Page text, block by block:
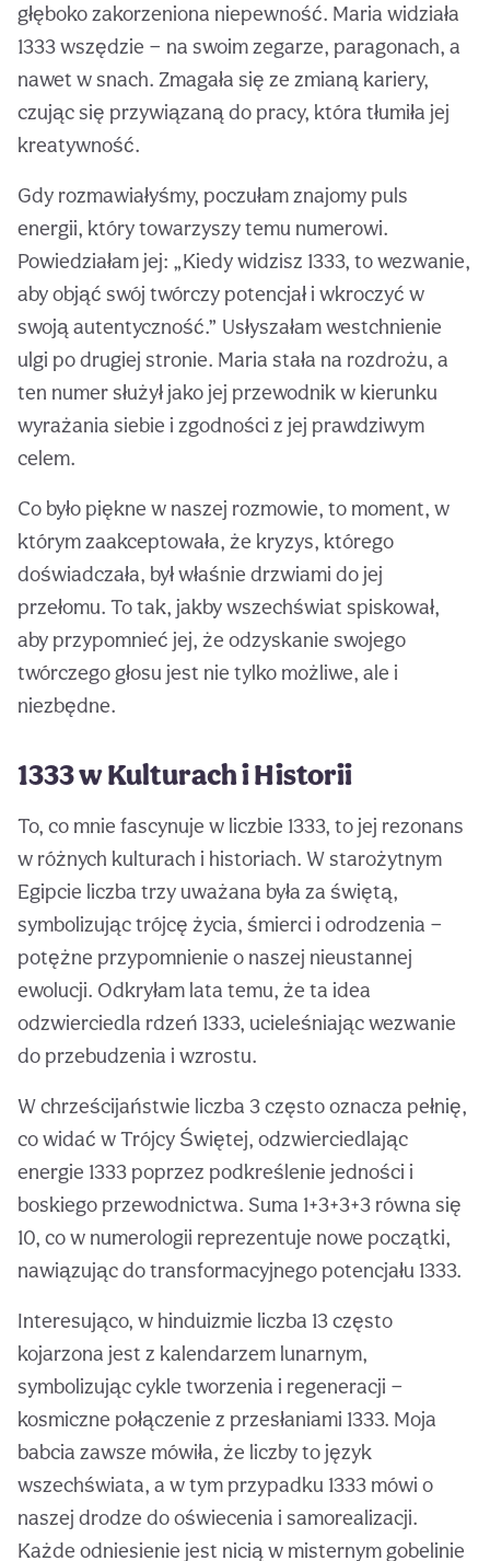
głęboko zakorzeniona niepewność. Maria widziała
1333 wszędzie — na swoim zegarze, paragonach, a
nawet w snach. Zmagała się ze zmianą kariery,
czując się przywiązaną do pracy, która tłumiła jej
kreatywność.
Gdy rozmawiałyśmy, poczułam znajomy puls
energii, który towarzyszy temu numerowi.
Powiedziałam jej: „Kiedy widzisz 1333, to wezwanie,
aby objąć swój twórczy potencjał i wkroczyć w
swoją autentyczność.” Usłyszałam westchnienie
ulgi po drugiej stronie. Maria stała na rozdrożu, a
ten numer służył jako jej przewodnik w kierunku
wyrażania siebie i zgodności z jej prawdziwym
celem.
Co było piękne w naszej rozmowie, to moment, w
którym zaakceptowała, że kryzys, którego
doświadczała, był właśnie drzwiami do jej
przełomu. To tak, jakby wszechświat spiskował,
aby przypomnieć jej, że odzyskanie swojego
twórczego głosu jest nie tylko możliwe, ale i
niezbędne.
1333 w Kulturach i Historii
To, co mnie fascynuje w liczbie 1333, to jej rezonans
w różnych kulturach i historiach. W starożytnym
Egipcie liczba trzy uważana była za świętą,
symbolizując trójcę życia, śmierci i odrodzenia —
potężne przypomnienie o naszej nieustannej
ewolucji. Odkryłam lata temu, że ta idea
odzwierciedla rdzeń 1333, ucieleśniając wezwanie
do przebudzenia i wzrostu.
W chrześcijaństwie liczba 3 często oznacza pełnię,
co widać w Trójcy Świętej, odzwierciedlając
energie 1333 poprzez podkreślenie jedności i
boskiego przewodnictwa. Suma 1+3+3+3 równa się
10, co w numerologii reprezentuje nowe początki,
nawiązując do transformacyjnego potencjału 1333.
Interesująco, w hinduizmie liczba 13 często
kojarzona jest z kalendarzem lunarnym,
symbolizując cykle tworzenia i regeneracji —
kosmiczne połączenie z przesłaniami 1333. Moja
babcia zawsze mówiła, że liczby to język
wszechświata, a w tym przypadku 1333 mówi o
naszej drodze do oświecenia i samorealizacji.
Każde odniesienie jest nicią w misternym gobelinie